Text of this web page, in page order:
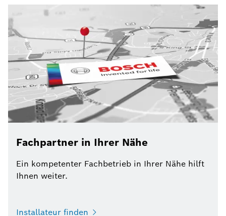
Fachpartner in Ihrer Nähe
Ein kompetenter Fachbetrieb in Ihrer Nähe hilft
Ihnen weiter.
Installateur finden